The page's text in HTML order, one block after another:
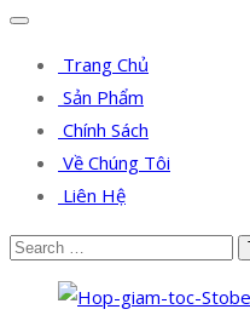
Trang Chủ
Sản Phẩm
Chính Sách
Về Chúng Tôi
Liên Hệ